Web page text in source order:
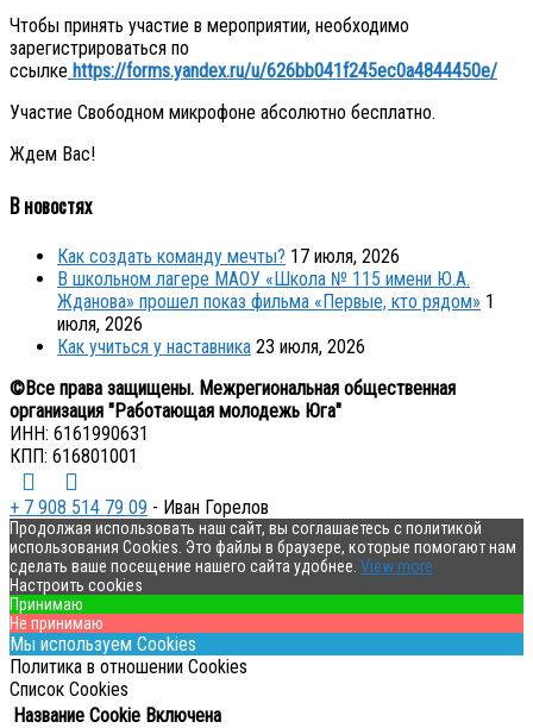
Чтобы принять участие в мероприятии, необходимо
зарегистрироваться по
ссылке https://forms.yandex.ru/u/626bb041f245ec0a4844450e/
Участие Свободном микрофоне абсолютно бесплатно.
Ждем Вас!
В новостях
Как создать команду мечты? 17 июля, 2026
В школьном лагере МАОУ «Школа № 115 имени Ю.А.
Жданова» прошел показ фильма «Первые, кто рядом» 1
июля, 2026
Как учиться у наставника 23 июля, 2026
©Все права защищены. Межрегиональная общественная
организация "Работающая молодежь Юга"
ИНН: 6161990631
КПП: 616801001
+ 7 908 514 79 09 - Иван Горелов
Продолжая использовать наш сайт, вы соглашаетесь с политикой
использования Cookies. Это файлы в браузере, которые помогают нам
сделать ваше посещение нашего сайта удобнее. View more
Настроить cookies
Принимаю
Не принимаю
Мы используем Cookies
Политика в отношении Cookies
Список Cookies
Название Cookie Включена